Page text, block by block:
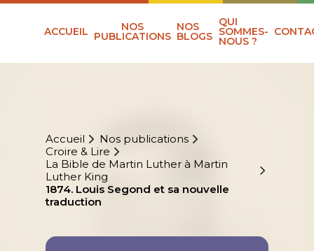
ACCUEIL NOS
PUBLICATIONS
NOS
BLOGS
QUI
SOMMES-
NOUS ?
Accueil
Nos publications
Croire & Lire
La Bible de Martin Luther à Martin
Luther King
1874. Louis Segond et sa nouvelle
traduction